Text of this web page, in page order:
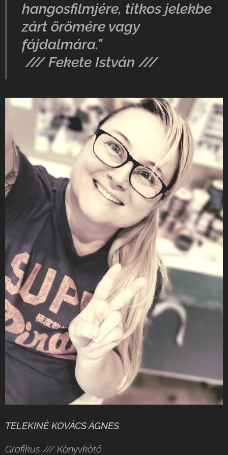
hangosfilmjére, titkos jelekbe
zárt örömére vagy
fájdalmára."
/// Fekete István ///
TELEKINÉ KOVÁCS ÁGNES
Grafikus /// Könyvkötő